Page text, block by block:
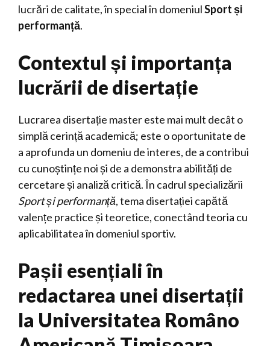
lucrări de calitate, în special în domeniulSport și
performanță.
Contextul și importanța
lucrării de disertație
Lucrarea disertație master este mai mult decât o
simplă cerință academică; este o oportunitate de
a aprofunda un domeniu de interes, de a contribui
cu cunoștințe noi și de a demonstra abilități de
cercetare și analiză critică. În cadrul specializării
Sport și performanță, tema disertației capătă
valențe practice și teoretice, conectând teoria cu
aplicabilitatea în domeniul sportiv.
Pașii esențiali în
redactarea unei disertații
la Universitatea Româno